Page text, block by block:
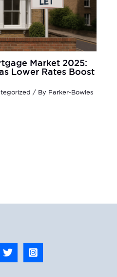
Market 2025:
Lower Rates Boost
/ By Parker-Bowles